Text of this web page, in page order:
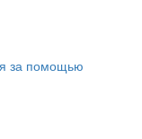
за помощью